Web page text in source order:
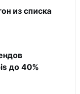
из списка
до 40%